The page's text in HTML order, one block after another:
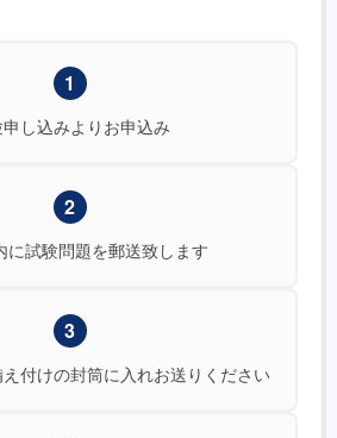
1
し込みよりお申込み
2
に試験問題を郵送致します
3
付けの封筒に入れお送りください